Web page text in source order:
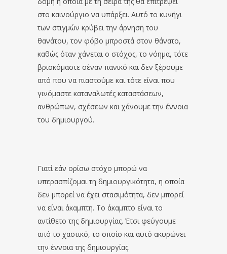
στο καινούργιο να υπάρξει. Αυτό το κυνήγι
των στιγμών κρύβει την άρνηση του
θανάτου, τον φόβο μπροστά στον θάνατο,
καθώς όταν χάνεται ο στόχος, το νόημα, τότε
βρισκόμαστε σ΄έναν πανικό και δεν ξέρουμε
από που να πιαστούμε και τότε είναι που
γινόμαστε καταναλωτές καταστάσεων,
ανθρώπων, σχέσεων και χάνουμε την έννοια
του δημιουργού.
Γιατί εάν ορίσω στόχο μπορώ να
υπερασπίζομαι τη δημιουργικότητα, η οποία
δεν μπορεί να έχει στασιμότητα, δεν μπορεί
να είναι άκαμπτη. Το άκαμπτο είναι το
αντίθετο της δημιουργίας. Έτσι φεύγουμε
από το χαοτικό, το οποίο και αυτό ακυρώνει
την έννοια της δημιουργίας.